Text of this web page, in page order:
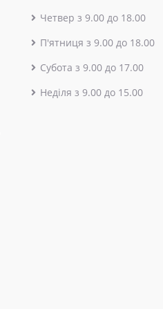
Четвер з 9.00 до 18.00
П'ятниця з 9.00 до 18.00
Субота з 9.00 до 17.00
Неділя з 9.00 до 15.00